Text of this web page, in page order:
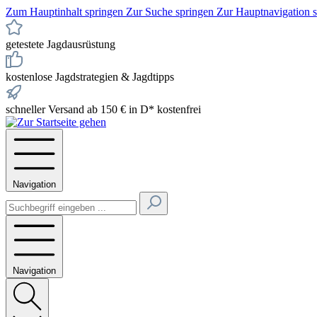
Zum Hauptinhalt springen Zur Suche springen Zur Hauptnavigation
getestete Jagdausrüstung
kostenlose Jagdstrategien & Jagdtipps
schneller Versand ab 150 € in D* kostenfrei
Navigation
Navigation